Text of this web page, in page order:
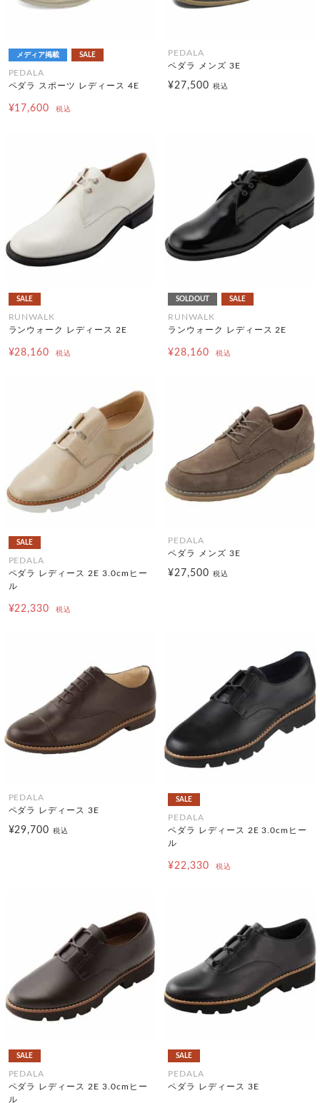
メディア掲載 SALE
PEDALA
ペダラ スポーツ レディース 4E
¥17,600 税込
PEDALA
ペダラ メンズ 3E
¥27,500 税込
SALE
RUNWALK
ランウォーク レディース 2E
¥28,160 税込
SOLDOUT SALE
RUNWALK
ランウォーク レディース 2E
¥28,160 税込
SALE
PEDALA
ペダラ レディース 2E 3.0cmヒー
ル
¥22,330 税込
PEDALA
ペダラ メンズ 3E
¥27,500 税込
PEDALA
ペダラ レディース 3E
¥29,700税込
SALE
PEDALA
ペダラ レディース 2E 3.0cmヒー
ル
¥22,330 税込
SALE
PEDALA
ペダラ レディース 2E 3.0cmヒー
ル
SALE
PEDALA
ペダラ レディース 3E